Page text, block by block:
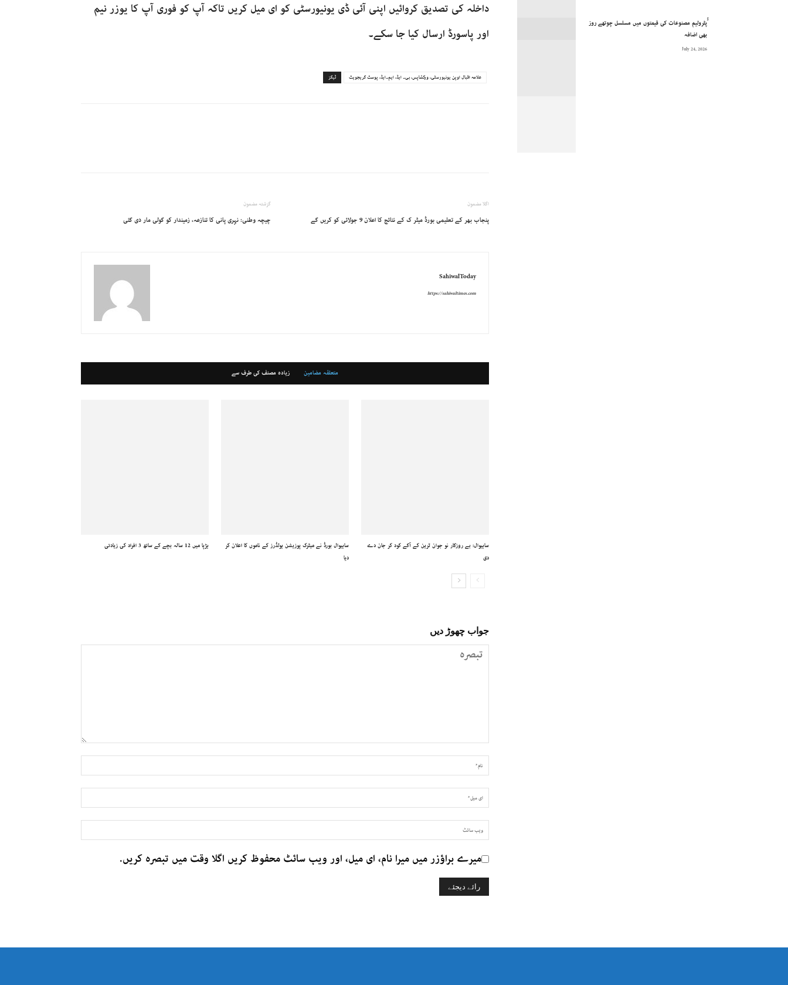
داخلہ کی تصدیق کروائیں اپنی آئی ڈی یونیورسٹی کو ای میل کریں تاکہ آپ کو فوری آپ کا یوزر نیم
اور پاسورڈ ارسال کیا جا سکے۔
ٹیگز علامہ اقبال اوپن یونیورسٹی، ورکشاپس، بی۔ ایڈ، ایم۔ایڈ، پوسٹ گریجویٹ
گزشتہ مضمون
چیچہ وطنی: نہری پانی کا تنازعہ، زمیندار کو گولی مار دی گئی
اگلا مضمون
پنجاب بھر کے تعلیمی بورڈ میٹر ک کے نتائج کا اعلان 9 جولائی کو کریں گے
SahiwalToday
https://sahiwaltimes.com
متعلقہ مضامین زیادہ مصنف کی طرف سے
ہڑپا میں 12 سالہ بچے کے ساتھ 3 افراد کی زیادتی
ساہیوال بورڈ نے میٹرک پوزیشن ہولڈرز کے ناموں کا اعلان کر
دیا
ساہیوال: بے روزگار نو جوان ٹرین کے آگے کود کر جان دے
دی
جواب چھوڑ دیں
میرے براؤزر میں میرا نام، ای میل، اور ویب سائٹ محفوظ کریں اگلا وقت میں تبصرہ کریں.
ُُپٹرولیم مصنوعات کی قیمتوں میں مسلسل چوتھے روز
بھی اضافہ
July 24, 2026